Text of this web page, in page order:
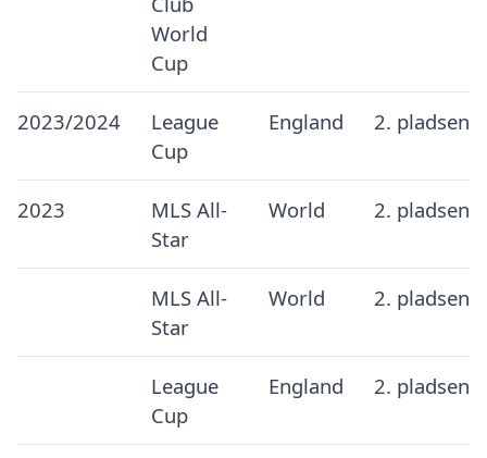
World
Cup
2023/2024
League
Cup
England 2. pladsen
2023
MLS All-
Star
World 2. pladsen
MLS All-
Star
World 2. pladsen
League
Cup
England 2. pladsen